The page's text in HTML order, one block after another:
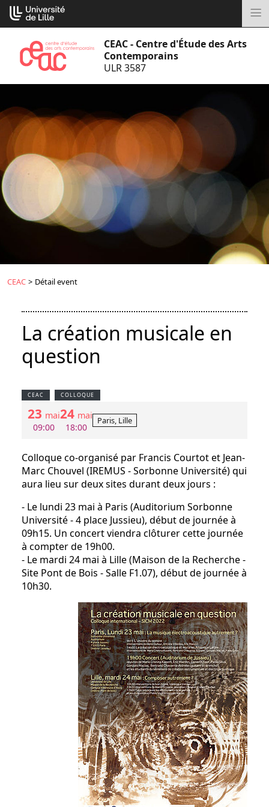
Aller
au
CEAC - Centre d'Étude des Arts
Contemporains
ULR 3587
CEAC > Détail event
La création musicale en
question
CEAC COLLOQUE
23 mai
09:00
24 mai
18:00
Paris, Lille
Colloque co-organisé par Francis Courtot et Jean-
Marc Chouvel (IREMUS - Sorbonne Université) qui
aura lieu sur deux sites durant deux jours :
- Le lundi 23 mai à Paris (Auditorium Sorbonne
Université - 4 place Jussieu), début de journée à
09h15. Un concert viendra clôturer cette journée
à compter de 19h00.
- Le mardi 24 mai à Lille (Maison de la Recherche -
Site Pont de Bois - Salle F1.07), début de journée à
10h30.
Cookies management panel